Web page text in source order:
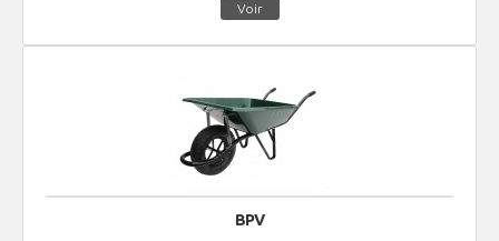
Voir
BPV